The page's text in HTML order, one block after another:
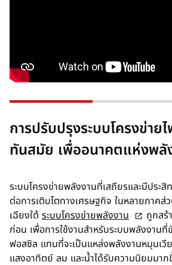
a
b
การปรับปรุงระบบโครงข่าย
ทันสมัย เพื่ออนาคตแห่งพลั
ระบบโครงข่ายพลังงานที่เสถียรและมีประ
ต่อการเติบโตทางเศรษฐกิจ ในหลายภาคส่
เฉียงใต้ ระบบโครงข่ายพลังงาน
p
e
n
ถูกสร้
ก่อน เพื่อการใช้งานสำหรับระบบพลังงานที่
ฟอสซิล แทนที่จะเป็นแหล่งพลังงานหมุนเวี
แสงอาทิตย์ ลม และน้ำได้รับความนิยมมาก